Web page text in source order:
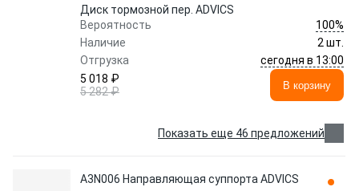
Диск тормозной пер. ADVICS
Вероятность
100%
Наличие
2 шт.
Отгрузка
сегодня в 13:00
5 018 ₽
5 282 ₽
В корзину
Показать еще 46 предложений
A3N006 Направляющая суппорта ADVICS